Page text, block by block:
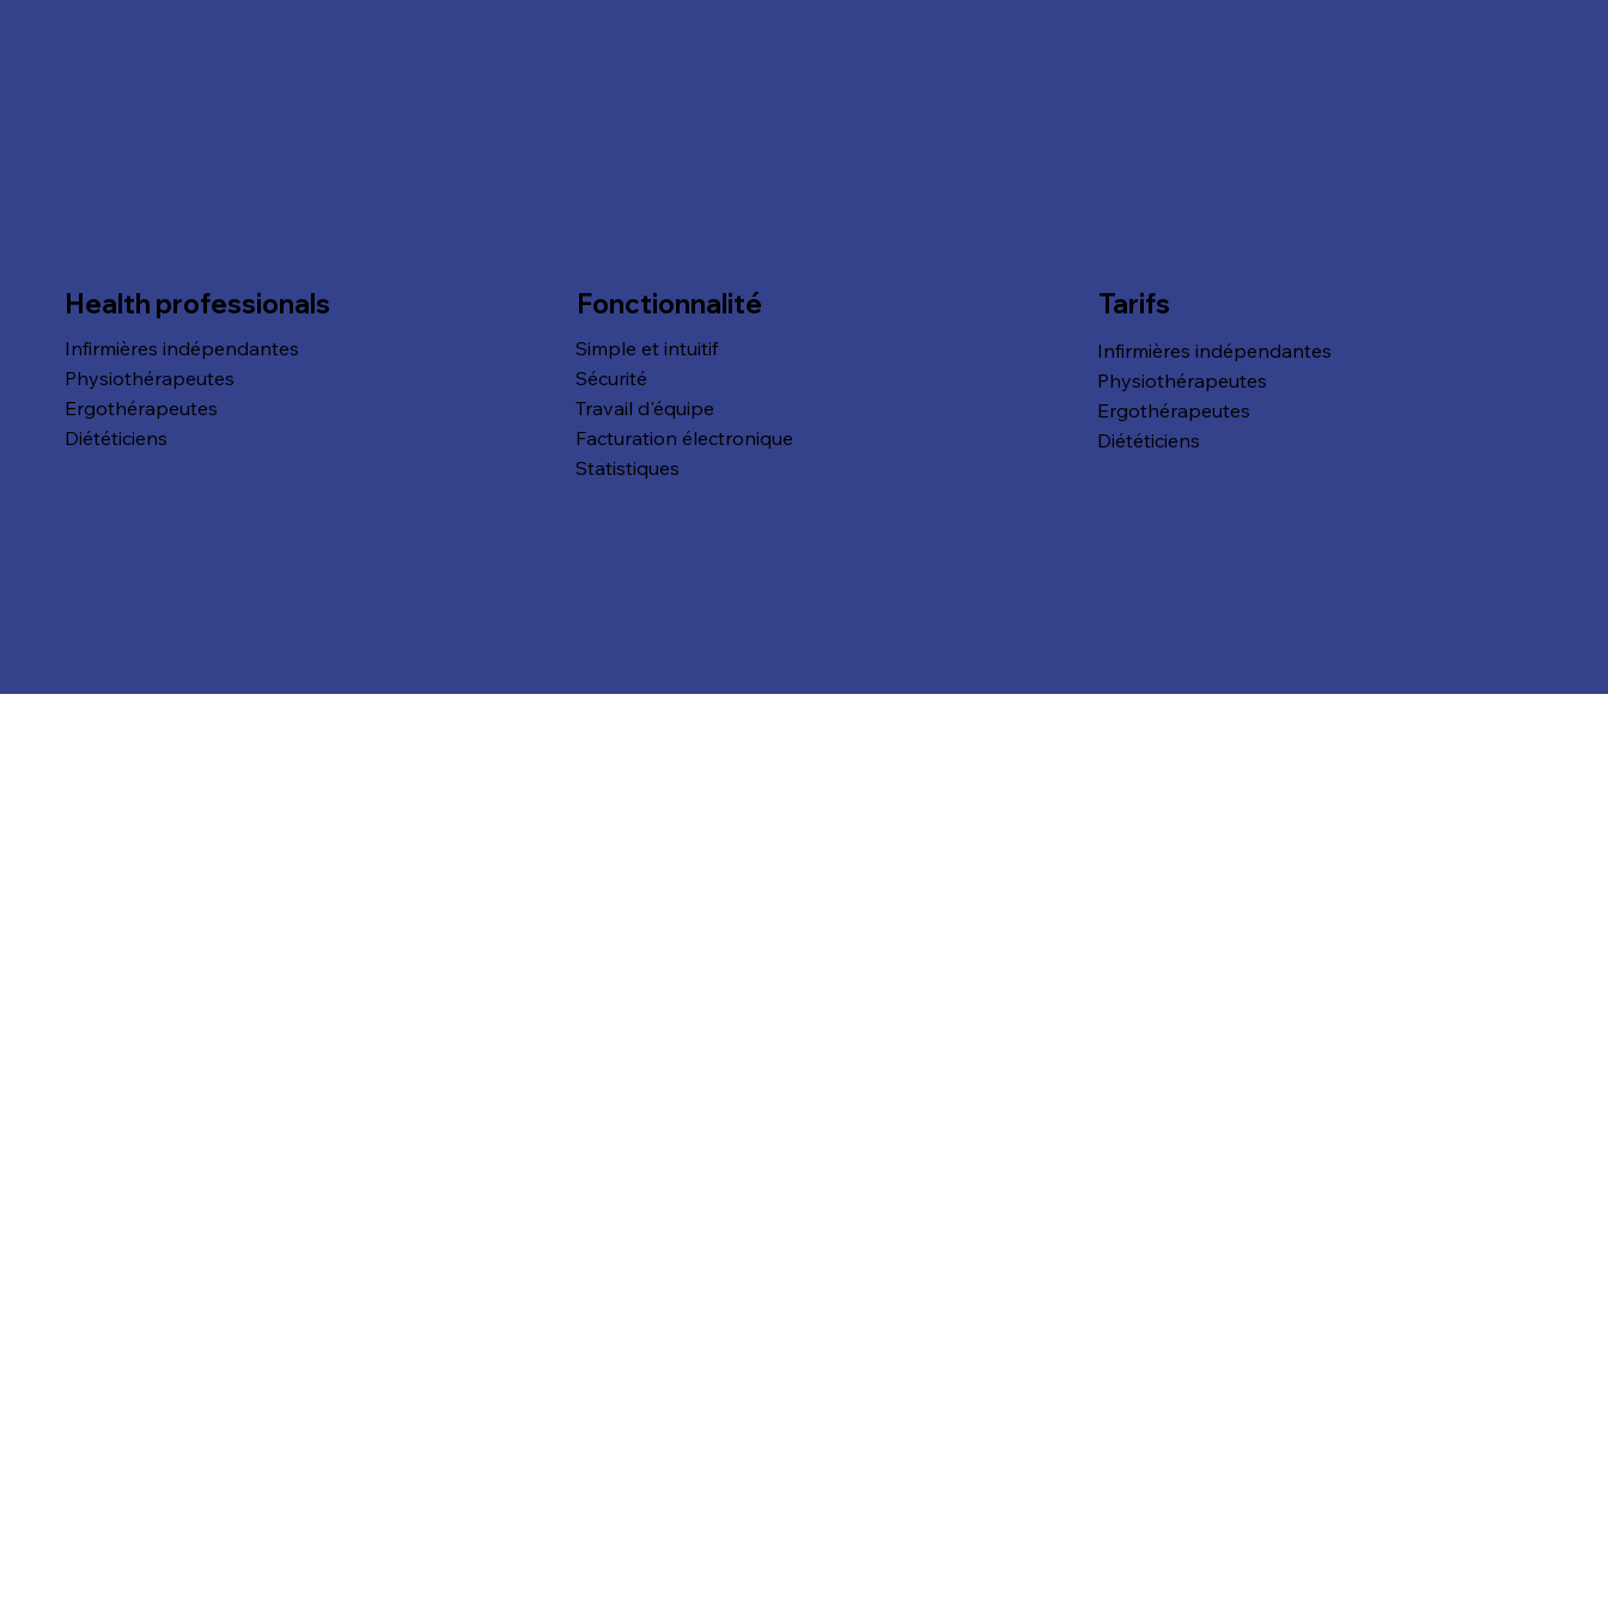
Fonctionnalité
Simple et intuitif
Sécurité
Travail d'équipe
Facturation électronique
Statistiques
Tarifs
Infirmières indépendantes
Physiothérapeutes
Ergothérapeutes
Diététiciens
Health professionals
Infirmières indépendantes
Physiothérapeutes
Ergothérapeutes
Diététiciens